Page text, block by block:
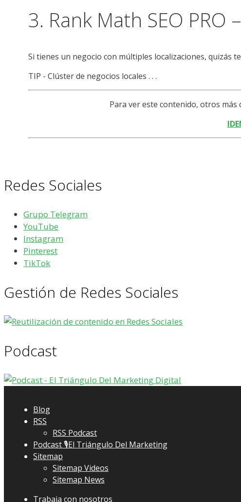
3. Rank Math SEO PRO
Si tienes un negocio con múltiples localizaciones, quizás
TIP - Clúster de negocios locales . . .
Para ver este contenido, otros más
Redes Sociales
Grupo Telegram
YouTube
Instagram
Pinterest
TikTok
Gestión de Redes Sociales
Podcast
Blog
RSS
RSS Podcast
Podcast 🎙El Triángulo Del Marketing
Sitemap
Sitemap Videos
Sitemap News
Trabaja con nosotros